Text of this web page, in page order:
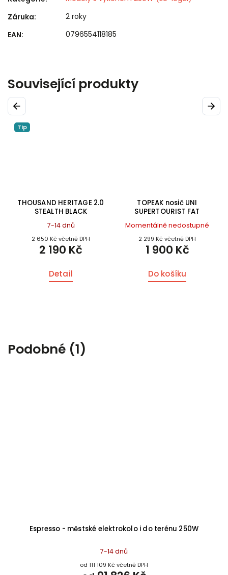
Záruka:
2 roky
EAN: 0796554118185
Související produkty
Previous
Tip
THOUSAND HERITAGE 2.0
STEALTH BLACK
7-14 dnů
2 650 Kč včetně DPH
2 190 Kč
Detail
TOPEAK nosič UNI
SUPERTOURIST FAT
Momentálně nedostupné
2 299 Kč včetně DPH
1 900 Kč
Do košíku
Next
Podobné (1)
Espresso - městské elektrokolo i do terénu 250W
7-14 dnů
od 111 109 Kč včetně DPH